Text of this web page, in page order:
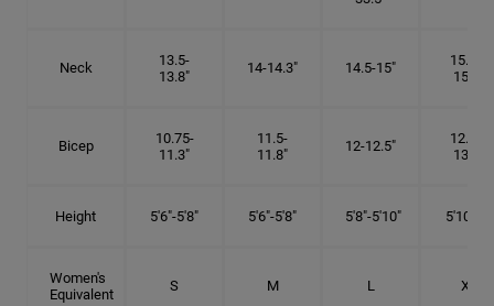
Neck
13.5-
13.8"
14-14.3" 14.5-15"
15.25-
15.5"
Bicep
10.75-
11.3"
11.5-
11.8"
12-12.5"
12.75-
13.3"
Height 5'6"-5'8" 5'6"-5'8" 5'8"-5'10" 5'10"- 6'
Women's
Equivalent
S M L XL